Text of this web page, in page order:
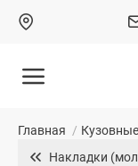
Главная /
Накладки